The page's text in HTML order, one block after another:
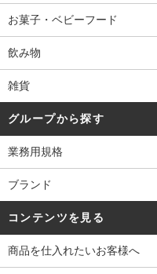
お菓子・ベビーフード
飲み物
雑貨
グループから探す
業務用規格
ブランド
コンテンツを見る
商品を仕入れたいお客様へ